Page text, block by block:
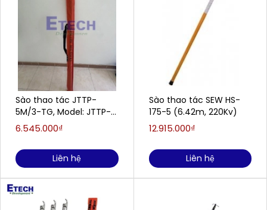
Sào thao tác JTTP-
5M/3-TG, Model: JTTP-
5M/3-TG
6.545.000₫
Liên hệ
Sào thao tác SEW HS-
175-5 (6.42m, 220Kv)
12.915.000₫
Liên hệ